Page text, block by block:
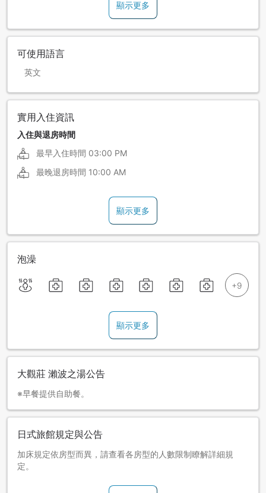
顯示更多
可使用語言
英文
實用入住資訊
入住與退房時間
最早入住時間 03:00 PM
最晚退房時間 10:00 AM
顯示更多
泡澡
顯示更多
大觀莊 瀨波之湯公告
※早餐提供自助餐。
日式旅館規定與公告
加床規定依房型而異，請查看各房型的人數限制瞭解詳細規
定。